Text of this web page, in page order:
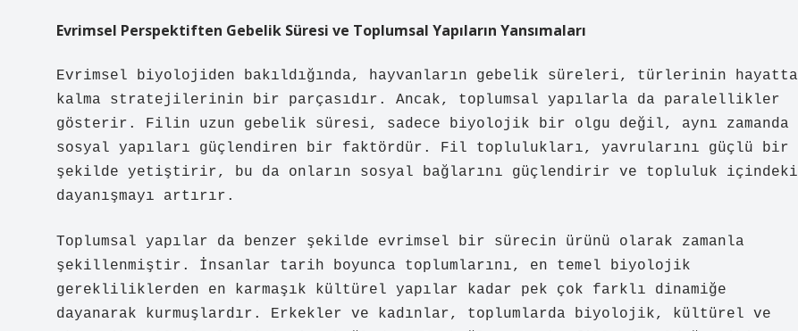
Evrimsel Perspektiften Gebelik Süresi ve Toplumsal Yapıların Yansımaları
Evrimsel biyolojiden bakıldığında, hayvanların gebelik süreleri, türlerinin hayatta
kalma stratejilerinin bir parçasıdır. Ancak, toplumsal yapılarla da paralellikler
gösterir. Filin uzun gebelik süresi, sadece biyolojik bir olgu değil, aynı zamanda
sosyal yapıları güçlendiren bir faktördür. Fil toplulukları, yavrularını güçlü bir
şekilde yetiştirir, bu da onların sosyal bağlarını güçlendirir ve topluluk içindeki
dayanışmayı artırır.
Toplumsal yapılar da benzer şekilde evrimsel bir sürecin ürünü olarak zamanla
şekillenmiştir. İnsanlar tarih boyunca toplumlarını, en temel biyolojik
gerekliliklerden en karmaşık kültürel yapılar kadar pek çok farklı dinamiğe
dayanarak kurmuşlardır. Erkekler ve kadınlar, toplumlarda biyolojik, kültürel ve